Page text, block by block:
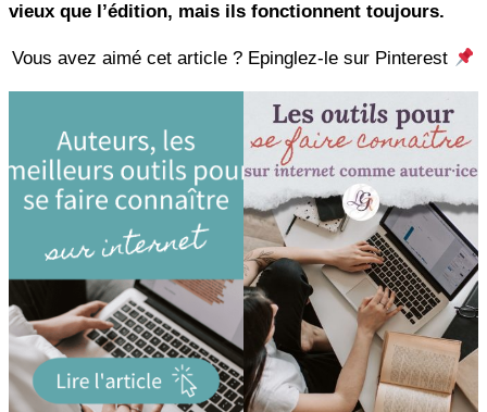
vieux que l’édition, mais ils fonctionnent toujours.
Vous avez aimé cet article ? Epinglez-le sur Pinterest